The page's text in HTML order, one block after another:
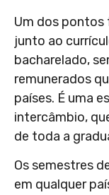
Um dos
junto ao
bacharelado,
remunerados
países. É uma
intercâmbio,
de toda a
Os semestres
em qualquer